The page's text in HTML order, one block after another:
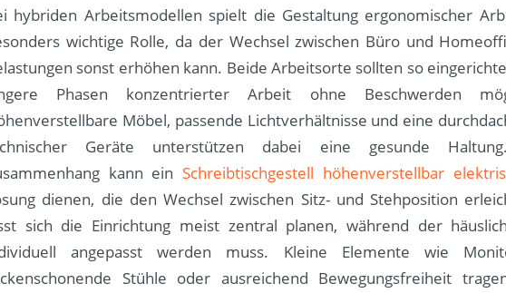
hybriden Arbeitsmodellen spielt die Gestaltung ergonomischer
wichtige Rolle, da der Wechsel zwischen Büro und
sonst erhöhen kann. Beide Arbeitsorte sollten so
Phasen konzentrierter Arbeit ohne Beschwerden
Möbel, passende Lichtverhältnisse und eine
Geräte unterstützen dabei eine gesunde
kann einSchreibtischgestell höhenverstellbar
dienen, die den Wechsel zwischen Sitz- und Stehposition
sich die Einrichtung meist zentral planen, während der
angepasst werden muss. Kleine Elemente wie
Stühle oder ausreichend Bewegungsfreiheit